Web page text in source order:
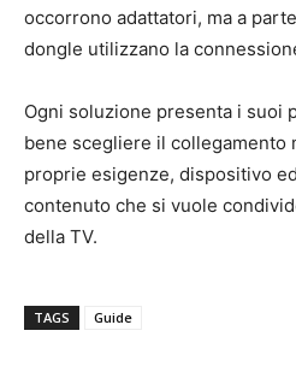
occorrono adattatori, ma a
dongle utilizzano la
Ogni soluzione presenta i suoi
bene scegliere il collegamento
proprie esigenze, dispositivo
contenuto che si vuole
della TV.
TAGS Guide